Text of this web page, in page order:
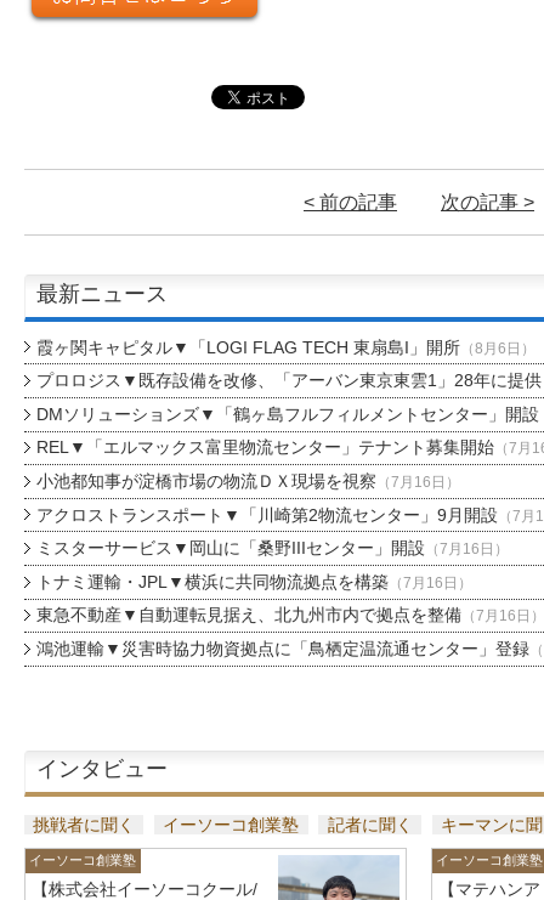
< 前の記事 次の記事 >
最新ニュース
霞ヶ関キャピタル▼「LOGI FLAG TECH 東扇島I」開所（8月6日）
プロロジス▼既存設備を改修、「アーバン東京東雲1」28年に提供
DMソリューションズ▼「鶴ヶ島フルフィルメントセンター」開設
REL▼「エルマックス富里物流センター」テナント募集開始（7月
小池都知事が淀橋市場の物流ＤＸ現場を視察 （7月16日）
アクロストランスポート▼「川崎第2物流センター」9月開設 （7月
ミスターサービス▼岡山に「桑野IIIセンター」開設 （7月16日）
トナミ運輸・JPL▼横浜に共同物流拠点を構築（7月16日）
東急不動産▼自動運転見据え、北九州市内で拠点を整備（7月16日）
鴻池運輸▼災害時協力物資拠点に「鳥栖定温流通センター」登録
インタビュー
挑戦者に聞く イーソーコ創業塾 記者に聞く キーマンに
イーソーコ創業塾
【株式会社イーソーコクール/
イーソーコ創業塾
【マテハン